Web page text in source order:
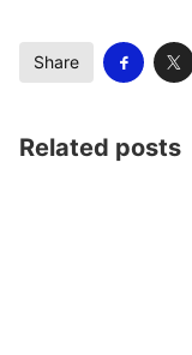
Share
Related posts